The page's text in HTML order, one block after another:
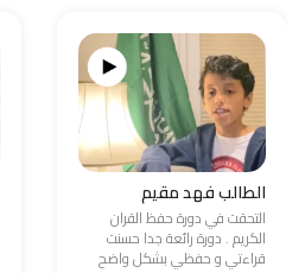
الطالب فهد مقيم
التحقت في دورة حفظ القران
الكريم . دورة رائعة جدا حسنت
قراءتي و حفظي بشكل واضح